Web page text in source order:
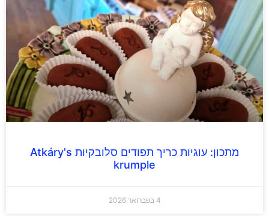
מתכון: עוגיות כריך תפודים סלובקיות Atkáry's
krumple